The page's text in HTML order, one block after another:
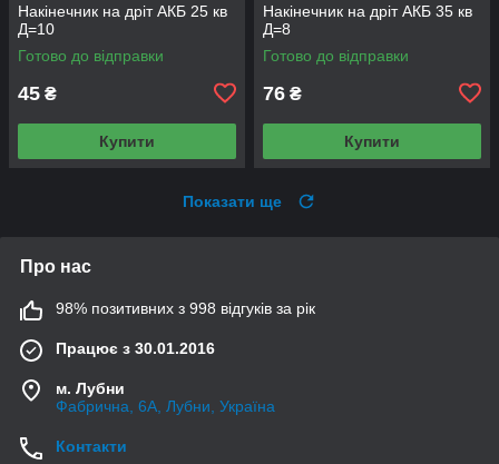
Накінечник на дріт АКБ 25 кв
Д=10
Готово до відправки
45 ₴
Купити
Накінечник на дріт АКБ 35 кв
Д=8
Готово до відправки
76 ₴
Купити
Показати ще
Про нас
98% позитивних з 998 відгуків за рік
Працює з 30.01.2016
м. Лубни
Фабрична, 6А, Лубни, Україна
Контакти